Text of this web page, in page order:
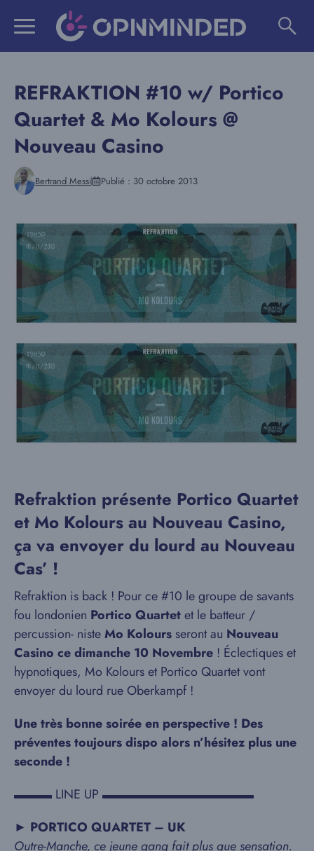
REFRAKTION #10 w/ Portico
Quartet & Mo Kolours @
Nouveau Casino
Bertrand Messi Publié : 30 octobre 2013
Refraktion présente Portico Quartet
et Mo Kolours au Nouveau Casino,
ça va envoyer du lourd au Nouveau
Cas’ !
Refraktion is back ! Pour ce #10 le groupe de savants
fou londonien Portico Quartetet le batteur /
percussion- nisteMo Kolours seront au Nouveau
Casino ce dimanche 10 Novembre ! Éclectiques et
hypnotiques, Mo Kolours et Portico Quartet vont
envoyer du lourd rue Oberkampf !
Une très bonne soirée en perspective ! Des
préventes toujours dispo alors n’hésitez plus une
seconde !
▬▬▬ LINE UP ▬▬▬▬▬▬▬▬▬▬▬▬
► PORTICO QUARTET – UK
Outre-Manche, ce jeune gang fait plus que sensation.